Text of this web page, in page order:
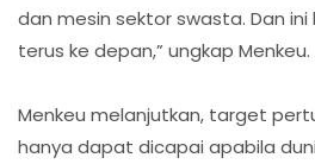
dan mesin sektor swasta. Dan ini
terus ke depan,” ungkap Menkeu.
Menkeu melanjutkan, target
hanya dapat dicapai apabila